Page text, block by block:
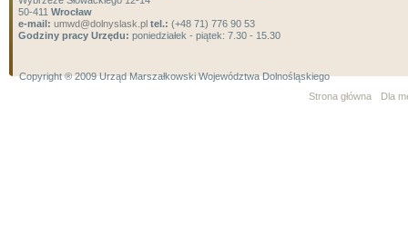
50-411 Wrocław
e-mail: umwd@dolnyslask.pl tel.: (+48 71) 776 90 53
Godziny pracy Urzędu: poniedziałek - piątek: 7.30 - 15.30
Copyright ® 2009 Urząd Marszałkowski Województwa Dolnośląskiego
Strona główna
Dla